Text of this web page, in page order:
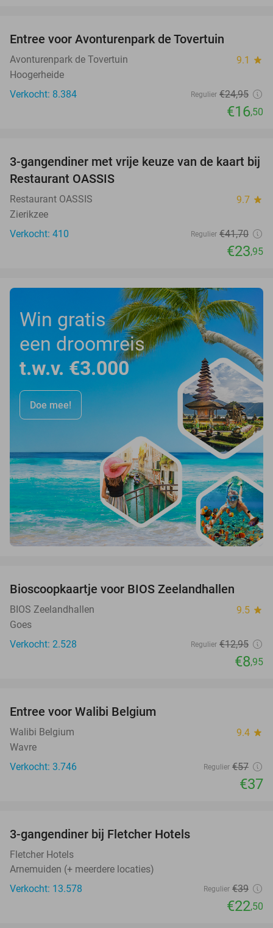
Entree voor Avonturenpark de Tovertuin
Avonturenpark de Tovertuin 9.1 star
Hoogerheide
Verkocht: 8.384
Regulier €24,95
€16,50
43%
3-gangendiner met vrije keuze van de kaart bij
Restaurant OASSIS
Restaurant OASSIS 9.7 star
Zierikzee
Verkocht: 410
Regulier €41,70
€23,95
Win gratis
een droomreis
t.w.v. €3.000
Doe mee!
Bioscoopkaartje voor BIOS Zeelandhallen
BIOS Zeelandhallen 9.5 star
Goes
Verkocht: 2.528
Regulier €12,95
€8,95
Entree voor Walibi Belgium
Walibi Belgium 9.4 star
Wavre
Verkocht: 3.746
Regulier €57
€37
3-gangendiner bij Fletcher Hotels
Fletcher Hotels
Arnemuiden (+ meerdere locaties)
Verkocht: 13.578
Regulier €39
€22,50